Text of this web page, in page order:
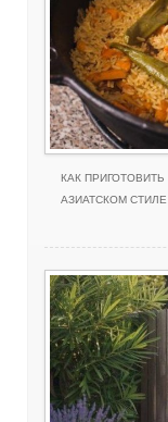
КАК
АЗИАТСКОМ